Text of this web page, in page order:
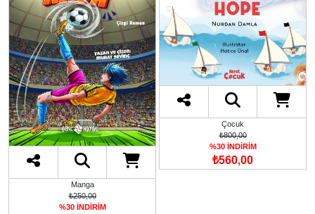
Manga
₺250,00
%30 İNDİRİM
Çocuk
₺800,00
%30 İNDİRİM
₺560,00